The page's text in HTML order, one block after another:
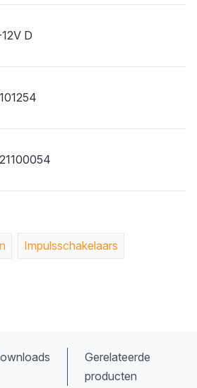
D
21100054
Impulsschakelaars
Gerelateerde
producten